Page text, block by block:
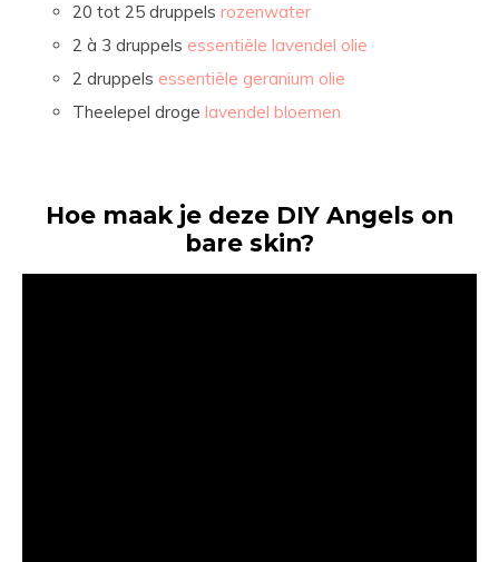
20 tot 25 druppels rozenwater
2 à 3 druppels essentiële lavendel olie
2 druppels essentiële geranium olie
Theelepel droge lavendel bloemen
Hoe maak je deze DIY Angels on
bare skin?